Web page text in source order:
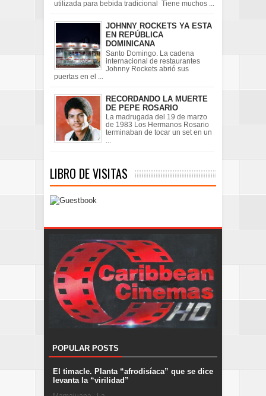
utilizada para bebida tradicional Tiene muchos ...
JOHNNY ROCKETS YA ESTA
EN REPÚBLICA
DOMINICANA
Santo Domingo. La cadena
internacional de restaurantes
Johnny Rockets abrió sus
puertas en el ...
RECORDANDO LA MUERTE
DE PEPE ROSARIO
La madrugada del 19 de marzo
de 1983 Los Hermanos Rosario
terminaban de tocar un set en un
...
LIBRO DE VISITAS
POPULAR POSTS
El timacle. Planta “afrodisíaca” que se dice
levanta la “virilidad”